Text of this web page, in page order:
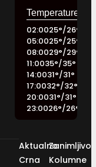
02:0025°/26°
05:0025°/25°
08:0029°/29°
11:0035°/35°
14:0031°/31°
17:0032°/32°
20:0031°/31°
23:0026°/26°
Aktualno
Crna
Kolumne